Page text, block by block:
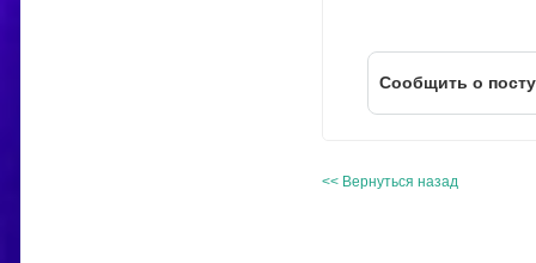
Cообщить о
<< Вернуться назад